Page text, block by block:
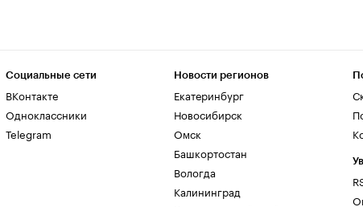
Социальные сети
ВКонтакте
Одноклассники
Telegram
Новости регионов
Екатеринбург
Новосибирск
Омск
Башкортостан
Вологда
Калининград